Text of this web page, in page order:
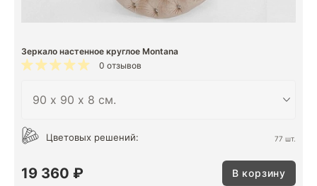
Зеркало настенное круглое Montana
0 отзывов
Цветовых решений: 77 шт.
19 360 ₽ В корзину